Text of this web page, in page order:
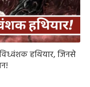
हथियार, जिनसे